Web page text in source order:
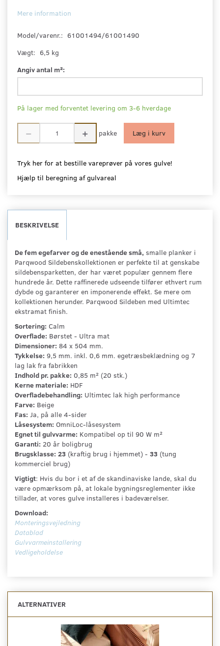
Mere information
Model/varenr.: 61001494/61001490
Vægt: 6,5 kg
Angiv antal m²:
På lager med forventet levering om 3-6 hverdage
pakke Læg i kurv
Tryk her for at bestille vareprøver på vores gulve!
Hjælp til beregning af gulvareal
BESKRIVELSE
De fem egefarver og de enestående små, smalle planker i
Parqwood Sildebenskollektionen er perfekte til at genskabe
sildebensparketten, der har været populær gennem flere
hundrede år. Dette raffinerede udseende tilfører ethvert rum
dybde og garanterer en imponerende effekt. Se mere om
kollektionen herunder. Parqwood Sildeben med Ultimtec
ekstramat finish.
Sortering: Calm
Overflade: Børstet - Ultra mat
Dimensioner: 84 x 504 mm.
Tykkelse: 9,5 mm. inkl. 0,6 mm. egetræsbeklædning og 7
lag lak fra fabrikken
Indhold pr. pakke: 0,85 m² (20 stk.)
Kerne materiale: HDF
Overfladebehandling: Ultimtec lak high performance
Farve: Beige
Fas: Ja, på alle 4-sider
Låsesystem: OmniLoc-låsesystem
Egnet til gulvvarme: Kompatibel op til 90 W m²
Garanti: 20 år boligbrug
Brugsklasse: 23 (kraftig brug i hjemmet) - 33 (tung
kommerciel brug)
Vigtigt: Hvis du bor i et af de skandinaviske lande, skal du
være opmærksom på, at lokale bygningsreglementer ikke
tillader, at vores gulve installeres i badeværelser.
Download:
Monteringsvejledning
Datablad
Gulvvarmeinstallering
Vedligeholdelse
ALTERNATIVER